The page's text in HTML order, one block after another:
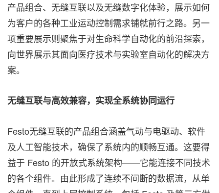
产品组合、无缝互联以及无缝数字化体验，展示如何
为客户的各种工业运动控制需求铺就前行之路。另一
项重要展示则聚焦于对生命科学自动化的前沿探索，
向世界展示其面向医疗技术与实验室自动化的解决方
案。
无缝互联与高效兼容，实现全系统协同运行
Festo无缝互联的产品组合涵盖气动与电驱动、软件
及人工智能技术，确保了系统内的顺畅互通。这要得
益于 Festo 的开放式系统架构——它能连接不同技术
的各个组件。由此形成了连续不间断的数据流，从单